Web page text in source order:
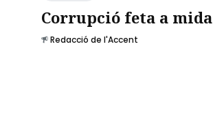
Corrupció feta a mida
Redacció de l'Accent